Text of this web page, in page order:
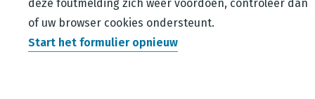
deze foutmelding zich weer voordoen, controleer dan
of uw browser cookies ondersteunt.
Start het formulier opnieuw